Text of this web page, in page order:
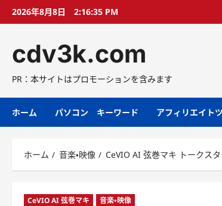
プ
2026年8月8日 2:16:36 PM
cdv3k.com
PR：本サイトはプロモーションを含みます
ホーム パソコン キーワード アフィリエイト
ホーム 音楽・映像 CeVIO AI 弦巻マキ トークス
CeVIO AI 弦巻マキ 音楽・映像